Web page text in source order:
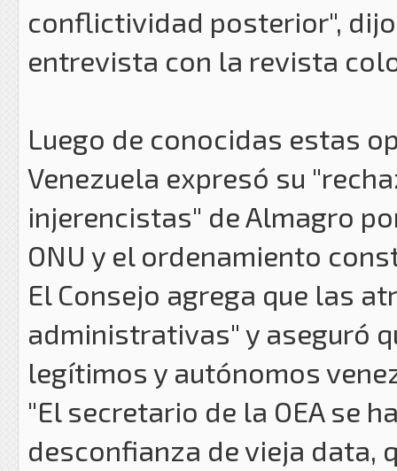
conflictividad posterior",
entrevista con la revista
Luego de conocidas estas
Venezuela expresó su
injerencistas" de Almagro
ONU y el ordenamiento
El Consejo agrega que las
administrativas" y aseguró
legítimos y autónomos
"El secretario de la OEA se
desconfianza de vieja data,